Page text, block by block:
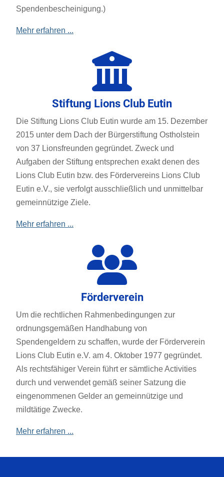
Spendenbescheinigung.)
Mehr erfahren ...
Stiftung Lions Club Eutin
Die Stiftung Lions Club Eutin wurde am 15. Dezember
2015 unter dem Dach der Bürgerstiftung Ostholstein
von 37 Lionsfreunden gegründet. Zweck und
Aufgaben der Stiftung entsprechen exakt denen des
Lions Club Eutin bzw. des Fördervereins Lions Club
Eutin e.V., sie verfolgt ausschließlich und unmittelbar
gemeinnützige Ziele.
Mehr erfahren ...
Förderverein
Um die rechtlichen Rahmenbedingungen zur
ordnungsgemäßen Handhabung von
Spendengeldern zu schaffen, wurde der Förderverein
Lions Club Eutin e.V. am 4. Oktober 1977 gegründet.
Als rechtsfähiger Verein führt er sämtliche Activities
durch und verwendet gemäß seiner Satzung die
eingenommenen Gelder an gemeinnützige und
mildtätige Zwecke.
Mehr erfahren ...